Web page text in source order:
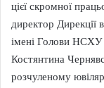
цієї скромної
директор
імені Голови НСХУ
Костянтина
розчуленому